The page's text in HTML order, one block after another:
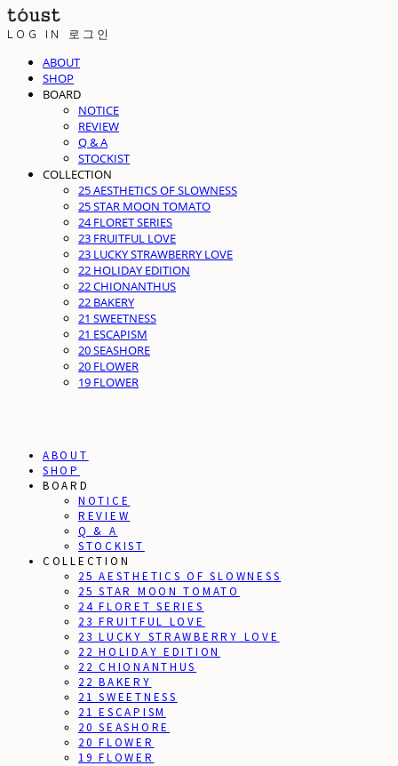
LOG IN 로그인
ABOUT
SHOP
BOARD
NOTICE
REVIEW
Q & A
STOCKIST
COLLECTION
25 AESTHETICS OF SLOWNESS
25 STAR MOON TOMATO
24 FLORET SERIES
23 FRUITFUL LOVE
23 LUCKY STRAWBERRY LOVE
22 HOLIDAY EDITION
22 CHIONANTHUS
22 BAKERY
21 SWEETNESS
21 ESCAPISM
20 SEASHORE
20 FLOWER
19 FLOWER
ABOUT
SHOP
BOARD
NOTICE
REVIEW
Q & A
STOCKIST
COLLECTION
25 AESTHETICS OF SLOWNESS
25 STAR MOON TOMATO
24 FLORET SERIES
23 FRUITFUL LOVE
23 LUCKY STRAWBERRY LOVE
22 HOLIDAY EDITION
22 CHIONANTHUS
22 BAKERY
21 SWEETNESS
21 ESCAPISM
20 SEASHORE
20 FLOWER
19 FLOWER